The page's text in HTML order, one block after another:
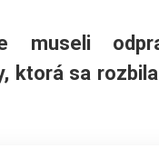
museli
ktorá sa